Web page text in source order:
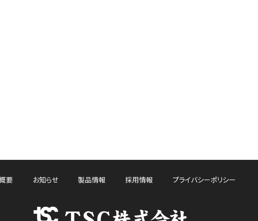
要 お知らせ 製品情報 採用情報 プライバシーポリシー